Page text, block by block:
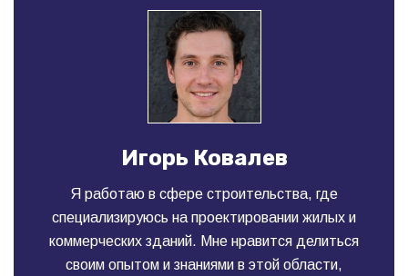
Игорь Ковалев
Я работаю в сфере строительства, где
специализируюсь на проектировании жилых и
коммерческих зданий. Мне нравится делиться
своим опытом и знаниями в этой области,